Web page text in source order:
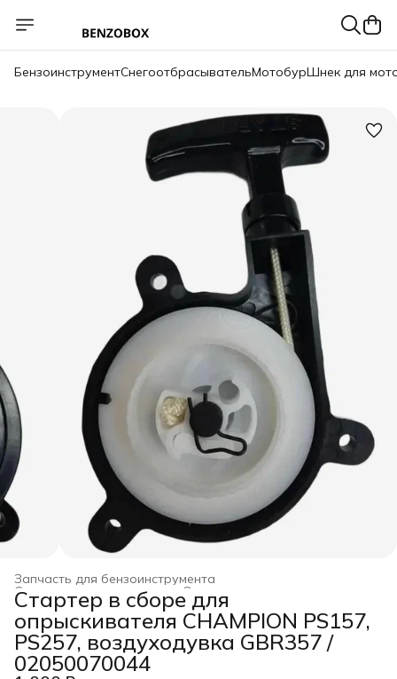
БензоинструментСнегоотбрасывательМотобурШнек для
Запчасть для бензоинструмента
Оснастка для инструмента
Строительство и ремонт
Главная ›
Стартер в сборе для
опрыскивателя CHAMPION PS157,
PS257, воздуходувка GBR357 /
02050070044